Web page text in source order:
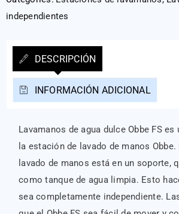
independientes
DESCRIPCIÓN
INFORMACIÓN ADICIONAL
Lavamanos de agua dulce Obbe FS es
la estación de lavado de manos
lavado de manos está en un soporte,
como tanque de agua limpia. Esto
sea completamente independiente.